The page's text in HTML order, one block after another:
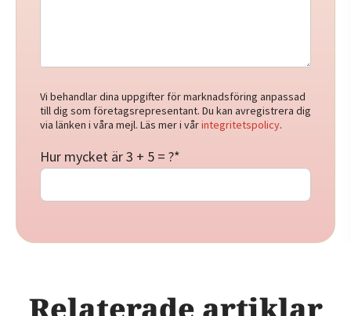
Vi behandlar dina uppgifter för marknadsföring anpassad
till dig som företagsrepresentant. Du kan avregistrera dig
via länken i våra mejl. Läs mer i vårintegritetspolicy.
Hur mycket är 3 + 5 = ?*